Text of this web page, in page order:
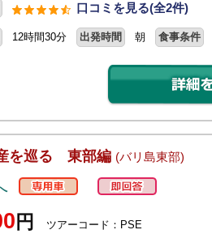
口コミを見る(全2件)
12時間30分 出発時間 朝 食事条件
を巡る 東部編 (バリ島東部)
円
ツアーコード：PSE